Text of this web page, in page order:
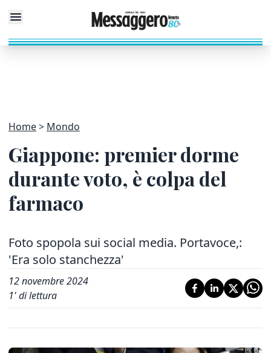
Home Mondo
Giappone: premier dorme
durante voto, è colpa del
farmaco
Foto spopola sui social media. Portavoce,:
'Era solo stanchezza'
12 novembre 2024
1' di lettura